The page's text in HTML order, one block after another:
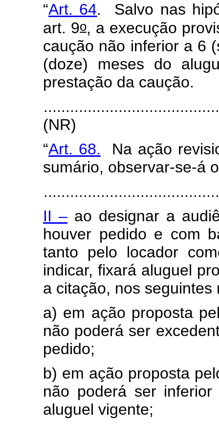
“Art. 64. Salvo nas
art. 9o, a execução
caução não inferior a 6
(doze) meses do
prestação da caução.
(NR)
“Art. 68. Na ação
sumário, observar-se-á
II –ao designar a
houver pedido e com
tanto pelo locador
indicar, fixará aluguel
a citação, nos seguintes
a) em ação proposta
não poderá ser
pedido;
b) em ação proposta
não poderá ser
aluguel vigente;